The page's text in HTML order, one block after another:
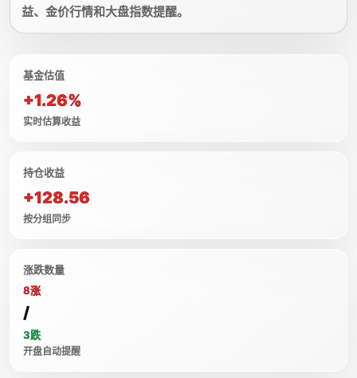
益、金价行情和大盘指数提醒。
基金估值
+1.26%
实时估算收益
持仓收益
+128.56
按分组同步
涨跌数量
8涨
/
3跌
开盘自动提醒